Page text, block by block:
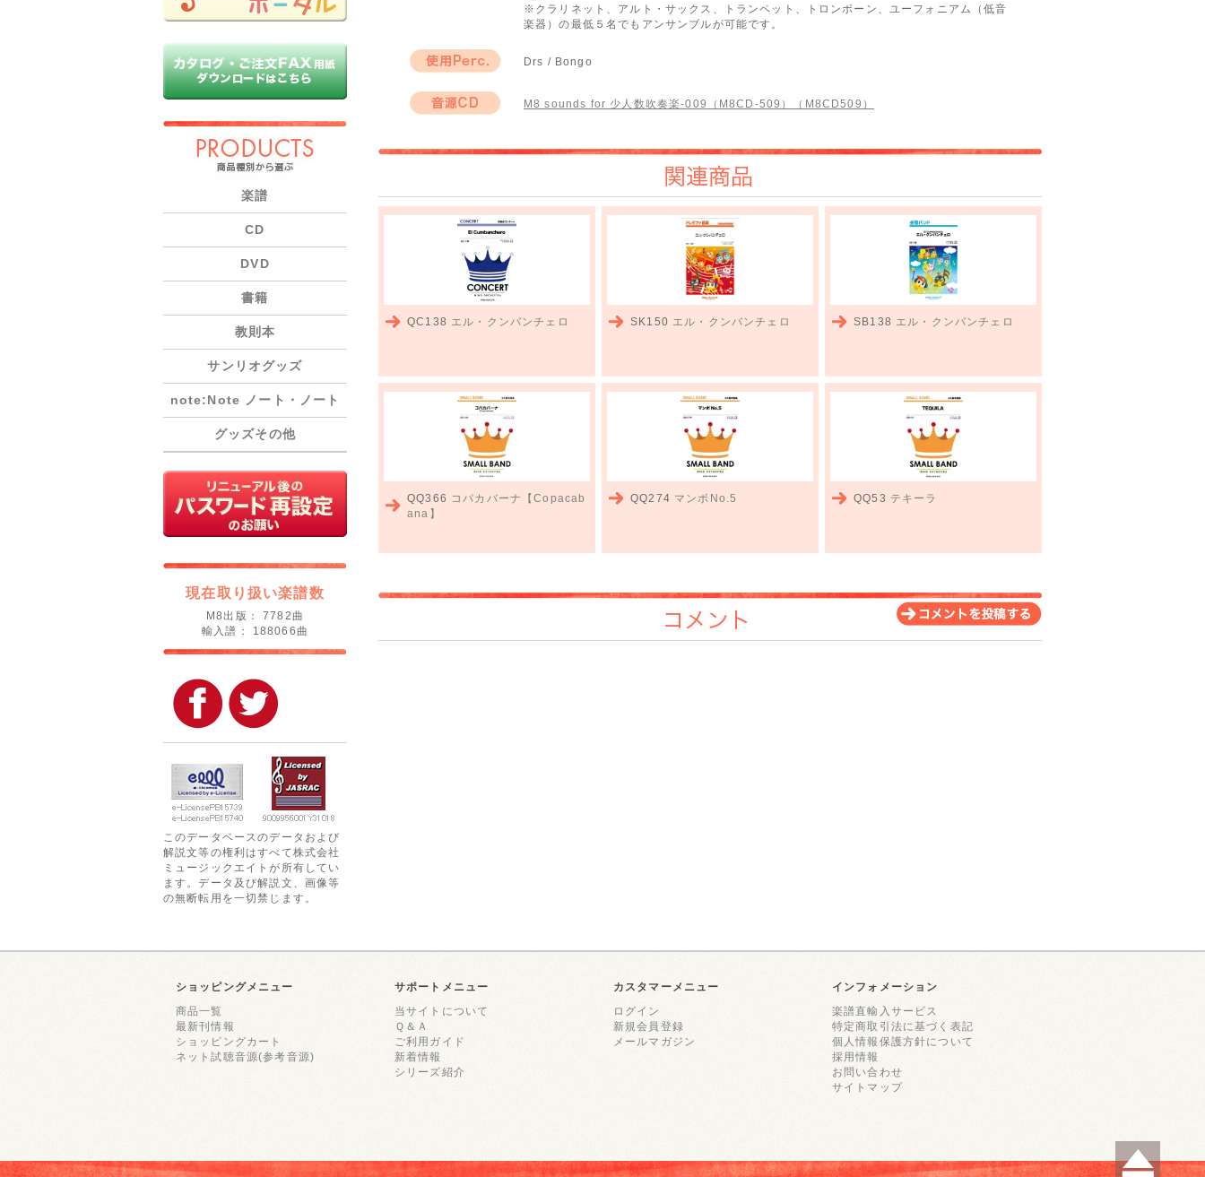
楽譜
CD
DVD
書籍
教則本
サンリオグッズ
note:Note ノート・ノート
グッズその他
現在取り扱い楽譜数
M8出版： 7782曲
輸入譜： 188066曲
このデータベースのデータおよび
解説文等の権利はすべて株式会社
ミュージックエイトが所有してい
ます。データ及び解説文、画像等
の無断転用を一切禁じます。
※クラリネット、アルト・サックス、トランペット、トロンボーン、ユーフォニアム（低音
楽器）の最低５名でもアンサンブルが可能です。
Drs / Bongo
M8 sounds for 少人数吹奏楽-009（M8CD-509）（M8CD509）
関連商品
QC138 エル・クンバンチェロ SK150 エル・クンバンチェロ SB138 エル・クンバンチェロ
QQ366
コパカバーナ【Copacab
ana】
QQ274 マンボNo.5 QQ53 テキーラ
コメント
ショッピングメニュー
商品一覧
最新刊情報
ショッピングカート
ネット試聴音源(参考音源)
サポートメニュー
当サイトについて
Ｑ＆Ａ
ご利用ガイド
新着情報
シリーズ紹介
カスタマーメニュー
ログイン
新規会員登録
メールマガジン
インフォメーション
楽譜直輸入サービス
特定商取引法に基づく表記
個人情報保護方針について
採用情報
お問い合わせ
サイトマップ